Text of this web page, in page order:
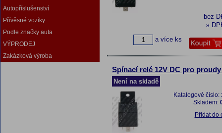
Autopříslušenství
Přívěsné vozíky
Podle značky auta
VÝPRODEJ
Zakázková výroba
bez
s
a více ks
Spínací relé 12V DC pro proudy
Není na skladě
Katalogové číslo:
Skladem:
Přidat do